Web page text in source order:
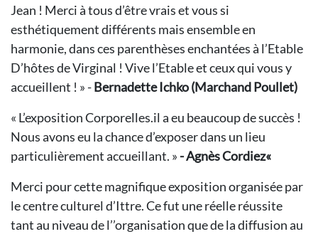
Jean ! Merci à tous d’être vrais et vous si
esthétiquement différents mais ensemble en
harmonie, dans ces parenthèses enchantées à l’Etable
D’hôtes de Virginal ! Vive l’Etable et ceux qui vous y
accueillent ! » -Bernadette Ichko (Marchand Poullet)
« L’exposition Corporelles.il a eu beaucoup de succès !
Nous avons eu la chance d’exposer dans un lieu
particulièrement accueillant. » - Agnès Cordiez«
Merci pour cette magnifique exposition organisée par
le centre culturel d’Ittre. Ce fut une réelle réussite
tant au niveau de l’’organisation que de la diffusion au